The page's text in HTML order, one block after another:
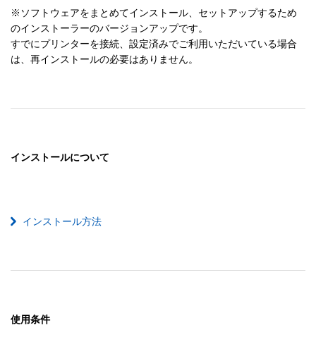
※ソフトウェアをまとめてインストール、セットアップするため
のインストーラーのバージョンアップです。
すでにプリンターを接続、設定済みでご利用いただいている場合
は、再インストールの必要はありません。
インストールについて
インストール方法
使用条件